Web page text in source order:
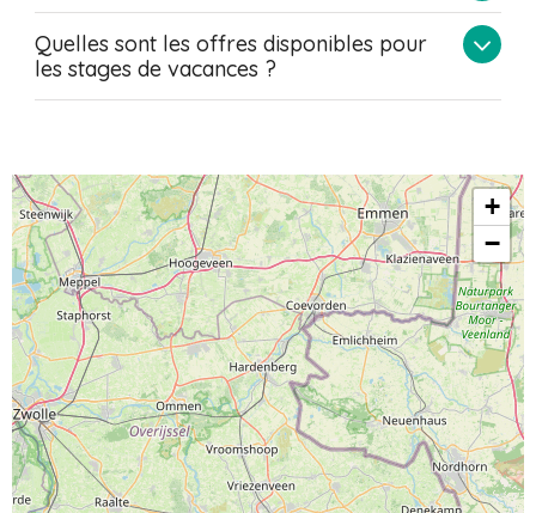
Quelles sont les offres disponibles pour
les stages de vacances ?
+
−